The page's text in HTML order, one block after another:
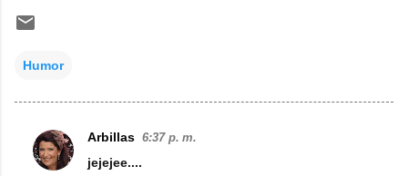
Humor
C
Arbillas 6:37 p. m.
jejejee....